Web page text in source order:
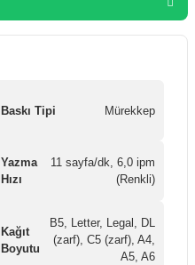
Baskı Tipi Mürekkep
Yazma
Hızı
11 sayfa/dk, 6,0 ipm
(Renkli)
Kağıt
Boyutu
B5, Letter, Legal, DL
(zarf), C5 (zarf), A4,
A5, A6